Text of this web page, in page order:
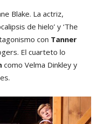
Blake. La actriz,
de hielo’ y ‘The
con Tanner
El cuarteto lo
como Velma Dinkley y